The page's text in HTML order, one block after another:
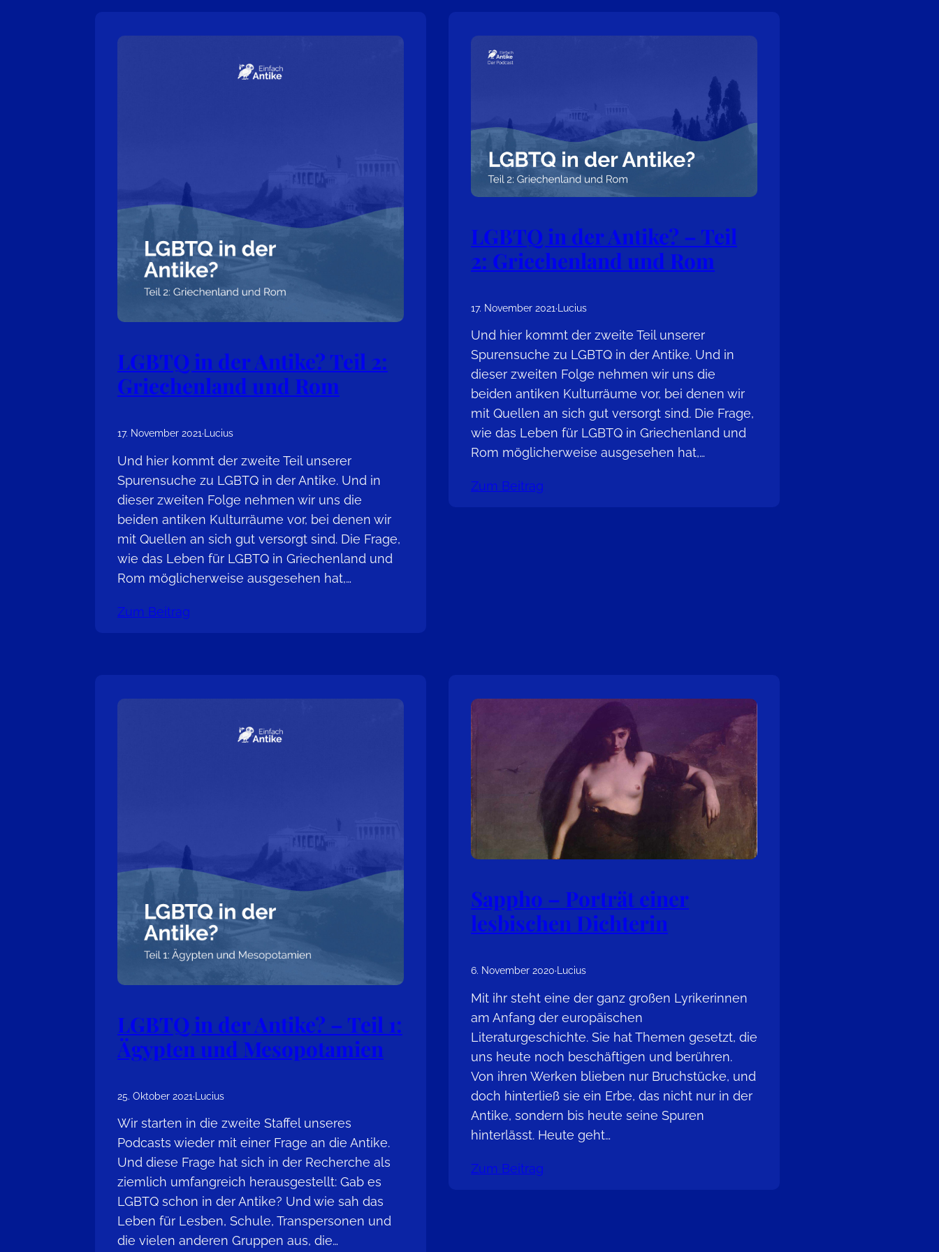
LGBTQ in der Antike? Teil 2:
Griechenland und Rom
17. November 2021·Lucius
Und hier kommt der zweite Teil unserer
Spurensuche zu LGBTQ in der Antike. Und in
dieser zweiten Folge nehmen wir uns die
beiden antiken Kulturräume vor, bei denen wir
mit Quellen an sich gut versorgt sind. Die Frage,
wie das Leben für LGBTQ in Griechenland und
Rom möglicherweise ausgesehen hat,…
Zum Beitrag
LGBTQ in der Antike? – Teil
2: Griechenland und Rom
17. November 2021·Lucius
Und hier kommt der zweite Teil unserer
Spurensuche zu LGBTQ in der Antike. Und in
dieser zweiten Folge nehmen wir uns die
beiden antiken Kulturräume vor, bei denen wir
mit Quellen an sich gut versorgt sind. Die Frage,
wie das Leben für LGBTQ in Griechenland und
Rom möglicherweise ausgesehen hat,…
Zum Beitrag
LGBTQ in der Antike? – Teil 1:
Ägypten und Mesopotamien
25. Oktober 2021·Lucius
Wir starten in die zweite Staffel unseres
Podcasts wieder mit einer Frage an die Antike.
Und diese Frage hat sich in der Recherche als
ziemlich umfangreich herausgestellt: Gab es
LGBTQ schon in der Antike? Und wie sah das
Leben für Lesben, Schule, Transpersonen und
die vielen anderen Gruppen aus, die…
Sappho – Porträt einer
lesbischen Dichterin
6. November 2020·Lucius
Mit ihr steht eine der ganz großen Lyrikerinnen
am Anfang der europäischen
Literaturgeschichte. Sie hat Themen gesetzt, die
uns heute noch beschäftigen und berühren.
Von ihren Werken blieben nur Bruchstücke, und
doch hinterließ sie ein Erbe, das nicht nur in der
Antike, sondern bis heute seine Spuren
hinterlässt. Heute geht…
Zum Beitrag